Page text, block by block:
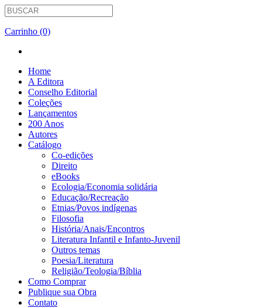
Carrinho (0)
Home
A Editora
Conselho Editorial
Coleções
Lançamentos
200 Anos
Autores
Catálogo
Co-edições
Direito
eBooks
Ecologia/Economia solidária
Educação/Recreação
Etnias/Povos indígenas
Filosofia
História/Anais/Encontros
Literatura Infantil e Infanto-Juvenil
Outros temas
Poesia/Literatura
Religião/Teologia/Bíblia
Como Comprar
Publique sua Obra
Contato